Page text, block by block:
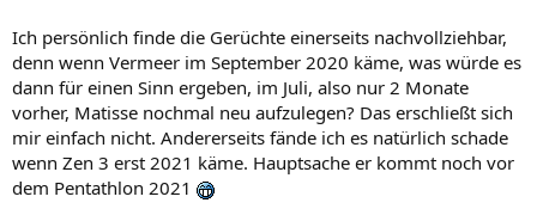
Ich persönlich finde die Gerüchte einerseits nachvollziehbar,
denn wenn Vermeer im September 2020 käme, was würde es
dann für einen Sinn ergeben, im Juli, also nur 2 Monate
vorher, Matisse nochmal neu aufzulegen? Das erschließt sich
mir einfach nicht. Andererseits fände ich es natürlich schade
wenn Zen 3 erst 2021 käme. Hauptsache er kommt noch vor
dem Pentathlon 2021